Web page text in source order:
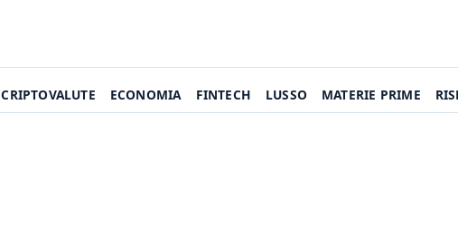
CRIPTOVALUTE ECONOMIA FINTECH LUSSO MATERIE PRIME